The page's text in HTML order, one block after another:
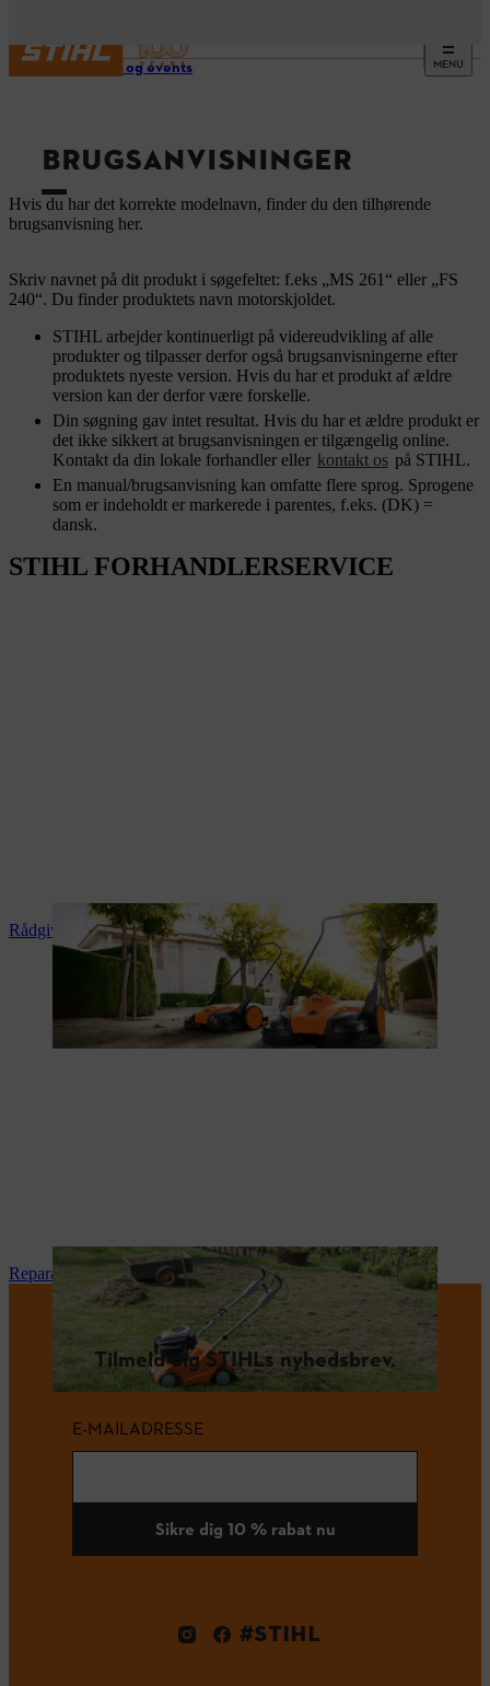
MENU
Service og events
BRUGSANVISNINGER
Hvis du har det korrekte modelnavn, finder du den tilhørende
brugsanvisning her.
Skriv navnet på dit produkt i søgefeltet: f.eks „MS 261“ eller „FS
240“. Du finder produktets navn motorskjoldet.
STIHL arbejder kontinuerligt på videreudvikling af alle
produkter og tilpasser derfor også brugsanvisningerne efter
produktets nyeste version. Hvis du har et produkt af ældre
version kan der derfor være forskelle.
Din søgning gav intet resultat. Hvis du har et ældre produkt er
det ikke sikkert at brugsanvisningen er tilgængelig online.
Kontakt da din lokale forhandler eller kontakt os på STIHL.
En manual/brugsanvisning kan omfatte flere sprog. Sprogene
som er indeholdt er markerede i parentes, f.eks. (DK) =
dansk.
STIHL FORHANDLERSERVICE
Rådgivning og produktvejledning
Reparation og vedligeholdelse
Tilmeld dig STIHLs nyhedsbrev.
E-MAILADRESSE
Sikre dig 10 % rabat nu
#STIHL